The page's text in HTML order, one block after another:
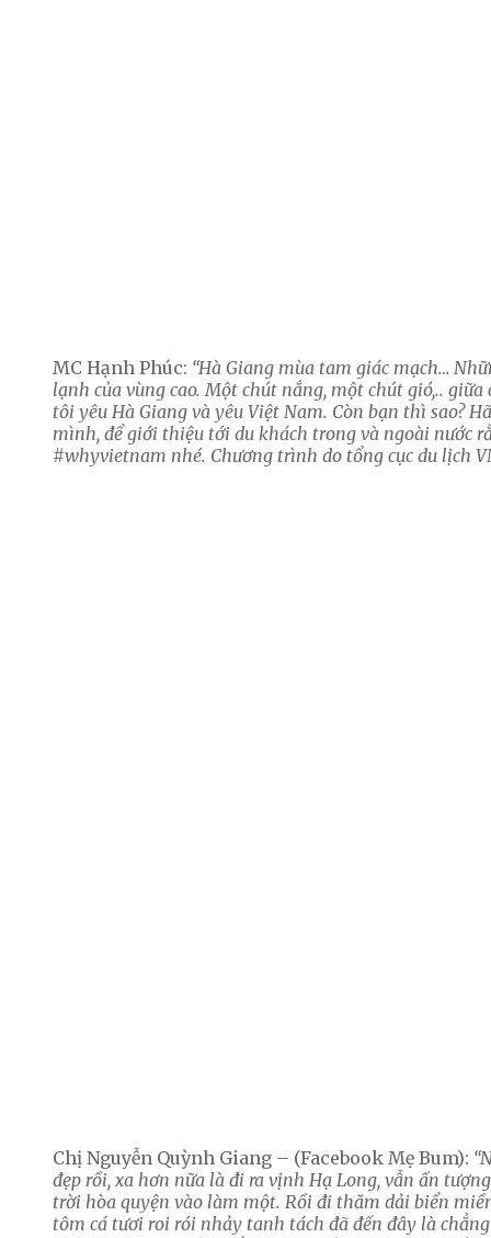
MC Hạnh Phúc: “Hà Giang mùa tam giác mạch…
lạnh của vùng cao. Một chút nắng, một chút gió,..
tôi yêu Hà Giang và yêu Việt Nam. Còn bạn thì sao?
mình, để giới thiệu tới du khách trong và ngoài nước
#whyvietnam nhé. Chương trình do tổng cục du lịch
Chị Nguyễn Quỳnh Giang – (Facebook Mẹ Bum):
đẹp rồi, xa hơn nữa là đi ra vịnh Hạ Long, vẫn ấn
trời hòa quyện vào làm một. Rồi đi thăm dải biển
tôm cá tươi roi rói nhảy tanh tách đã đến đây là